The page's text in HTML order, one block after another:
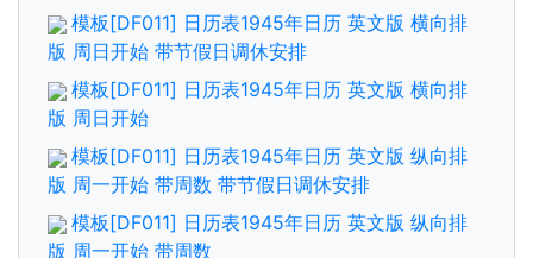
模板[DF011] 日历表1945年日历 英文版 横向排
版 周日开始 带节假日调休安排
模板[DF011] 日历表1945年日历 英文版 横向排
版 周日开始
模板[DF011] 日历表1945年日历 英文版 纵向排
版 周一开始 带周数 带节假日调休安排
模板[DF011] 日历表1945年日历 英文版 纵向排
版 周一开始 带周数